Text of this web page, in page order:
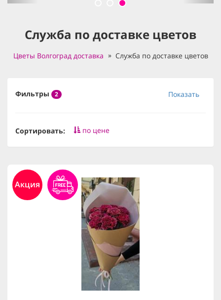
Служба по доставке цветов
Цветы Волгоград доставка Служба по доставке цветов
Фильтры 2 Показать
Сортировать: по цене
Акция